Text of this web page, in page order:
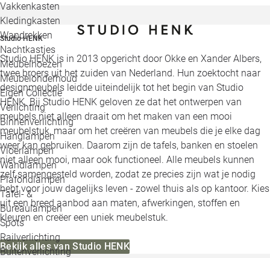
Vakkenkasten
Kledingkasten
Wandrekken
Nachtkastjes
Meubelhoezen
Meubelonderhoud
Eigen Collectie
Verlichting
Binnenverlichting
Hanglampen
Vloerlampen
Wandlampen
Plafondlampen
Tafel- &
Bureaulampen
Spots
Railverlichting
Buitenverlichting
Studio HENK
Studio HENK is in 2013 opgericht door Okke en Xander Albers,
twee broers uit het zuiden van Nederland. Hun zoektocht naar
designmeubels leidde uiteindelijk tot het begin van Studio
HENK. Bij Studio HENK geloven ze dat het ontwerpen van
meubels niet alleen draait om het maken van een mooi
meubelstuk, maar om het creëren van meubels die je elke dag
weer kan gebruiken. Daarom zijn de tafels, banken en stoelen
niet alleen mooi, maar ook functioneel. Alle meubels kunnen
zelf samengesteld worden, zodat ze precies zijn wat je nodig
hebt voor jouw dagelijks leven - zowel thuis als op kantoor. Kies
uit een breed aanbod aan maten, afwerkingen, stoffen en
kleuren en creëer een uniek meubelstuk.
Bekijk alles van Studio HENK